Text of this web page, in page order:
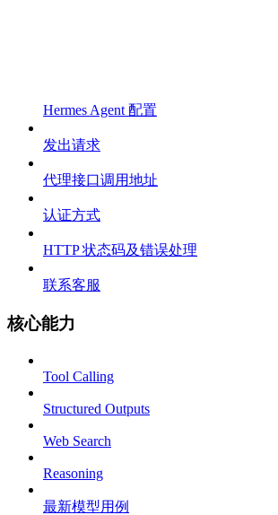
Hermes Agent 配置
发出请求
代理接口调用地址
认证方式
HTTP 状态码及错误处理
联系客服
核心能力
Tool Calling
Structured Outputs
Web Search
Reasoning
最新模型用例